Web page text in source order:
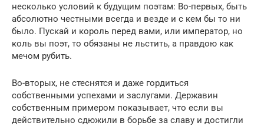
несколько условий к будущим поэтам: Во-первых, быть
абсолютно честными всегда и везде и с кем бы то ни
было. Пускай и король перед вами, или император, но
коль вы поэт, то обязаны не льстить, а правдою как
мечом рубить.
Во-вторых, не стеснятся и даже гордиться
собственными успехами и заслугами. Державин
собственным примером показывает, что если вы
действительно сдюжили в борьбе за славу и достигли